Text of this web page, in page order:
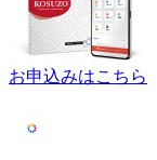
お申込みはこちら